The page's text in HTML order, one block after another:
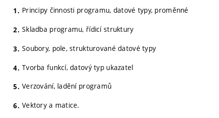
Principy činnosti programu, datové typy, proměnné
Skladba programu, řídicí struktury
Soubory, pole, strukturované datové typy
Tvorba funkcí, datový typ ukazatel
Verzování, ladění programů
Vektory a matice.